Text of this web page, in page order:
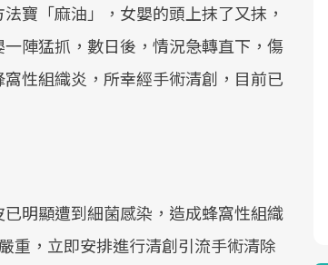
寶「麻油」，女嬰的頭上抹了又抹，
陣猛抓，數日後，情況急轉直下，傷
性組織炎，所幸經手術清創，目前已
明顯遭到細菌感染，造成蜂窩性組織
重，立即安排進行清創引流手術清除
面對超高齡社會的浪潮，台灣正在快速
邁向「健康照護」的新時代。隨著國家
政策如「健康台灣推動委員會」與「長
前往專題
2025年，就到良醫生活祭體驗「一站式
健康新生活」，從講座、體驗到運動，
全面啟動你的健康革命！
前往專題
良醫健康網從「換季的身體變化」出
發，透過醫學觀點與日常感受的對話，
建立對亞健康的認知，進而引導實際的
前往專題